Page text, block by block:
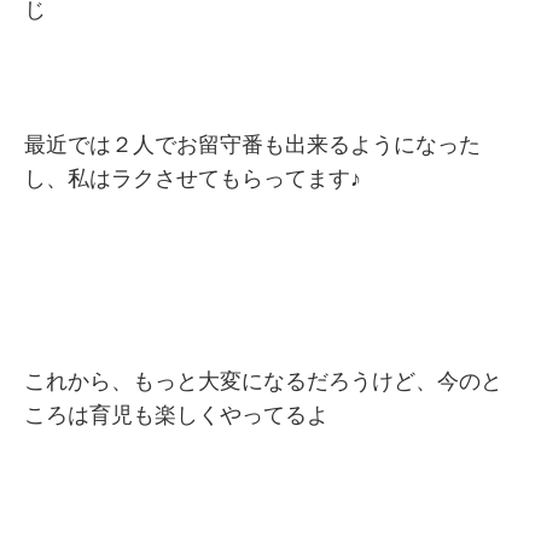
じ
最近では２人でお留守番も出来るようになった
し、私はラクさせてもらってます♪
これから、もっと大変になるだろうけど、今のと
ころは育児も楽しくやってるよ